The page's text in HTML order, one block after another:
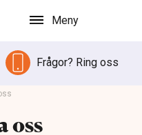
Meny
Frågor? Ring oss
oss